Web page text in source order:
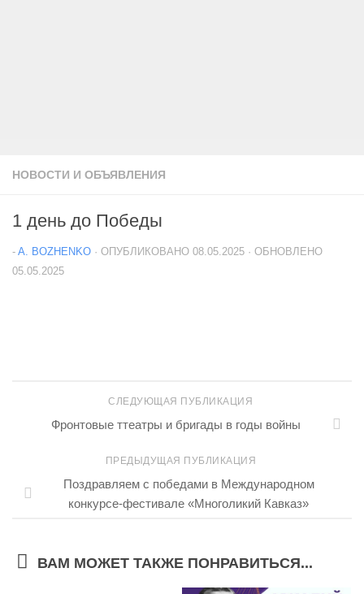
НОВОСТИ И ОБЪЯВЛЕНИЯ
1 день до Победы
- A. BOZHENKO · ОПУБЛИКОВАНО 08.05.2025 · ОБНОВЛЕНО
05.05.2025
СЛЕДУЮЩАЯ ПУБЛИКАЦИЯ
Фронтовые ттеатры и бригады в годы войны
ПРЕДЫДУЩАЯ ПУБЛИКАЦИЯ
Поздравляем с победами в Международном
конкурсе-фестивале «Многоликий Кавказ»
ВАМ МОЖЕТ ТАКЖЕ ПОНРАВИТЬСЯ...